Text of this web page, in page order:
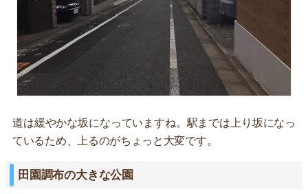
道は緩やかな坂になっていますね。駅までは上り坂になっ
ているため、上るのがちょっと大変です。
田園調布の大きな公園